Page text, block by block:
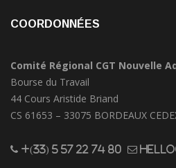
COORDONNÉES
Comité Régional CGT Nouvelle
Bourse du Travail
44 Cours Aristide Briand
CS 61653 – 33075 BORDEAUX
+(33) 5 57 22 74 80